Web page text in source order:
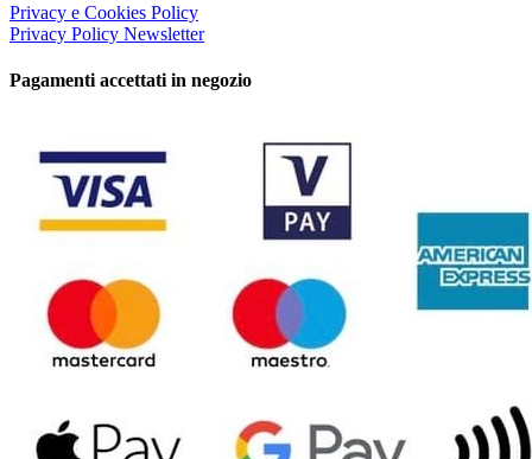
Privacy e Cookies Policy
Privacy Policy Newsletter
Pagamenti accettati in negozio